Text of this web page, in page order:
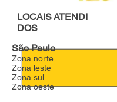
LOCAISATENDI
DOS
São Paulo
Zona norte
Zona leste
Zona sul
Zona oeste